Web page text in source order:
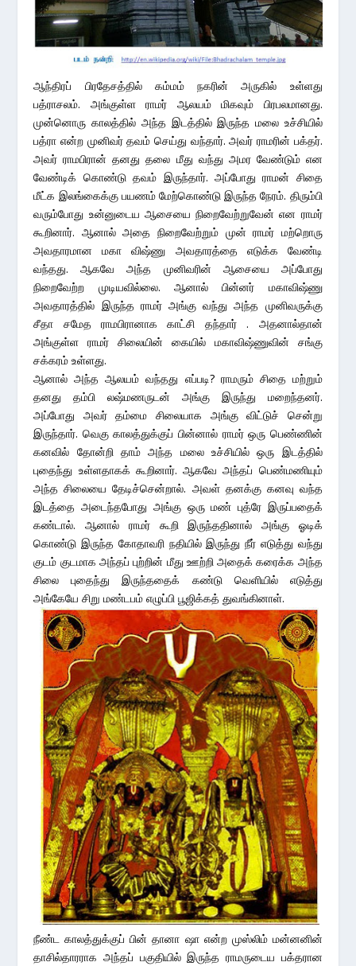
ஆந்திரப் பிரதேசத்தில் கம்மம் நகரின் அருகில் உள்ளது
பத்ராசலம். அங்குள்ள ராமர் ஆலயம் மிகவும் பிரபலமானது.
முன்னொரு காலத்தில் அந்த இடத்தில் இருந்த மலை உச்சியில்
பத்ரா என்ற முனிவர் தவம் செய்து வந்தார். அவர் ராமரின் பக்தர்.
அவர் ராமபிரான் தனது தலை மீது வந்து அமர வேண்டும் என
வேண்டிக் கொண்டு தவம் இருந்தார். அப்போது ராமன் சிதை
மீட்க இலங்கைக்கு பயணம் மேற்கொண்டு இருந்த நேரம். திரும்பி
வரும்போது உன்னுடைய ஆசையை நிறைவேற்றுவேன் என ராமர்
கூறினார். ஆனால் அதை நிறைவேற்றும் முன் ராமர் மற்றொரு
அவதாரமான மகா விஷ்ணு அவதாரத்தை எடுக்க வேண்டி
வந்தது. ஆகவே அந்த முனிவரின் ஆசையை அப்போது
நிறைவேற்ற முடியவில்லை. ஆனால் பின்னர் மகாவிஷ்ணு
அவதாரத்தில் இருந்த ராமர் அங்கு வந்து அந்த முனிவருக்கு
சீதா சமேத ராமபிரானாக காட்சி தந்தார் . அதனால்தான்
அங்குள்ள ராமர் சிலையின் கையில் மகாவிஷ்ணுவின் சங்கு
சக்கரம் உள்ளது.
ஆனால் அந்த ஆலயம் வந்தது எப்படி? ராமரும் சிதை மற்றும்
தனது தம்பி லஷ்மணருடன் அங்கு இருந்து மறைந்தனர்.
அப்போது அவர் தம்மை சிலையாக அங்கு விட்டுச் சென்று
இருந்தார். வெகு காலத்துக்குப் பின்னால் ராமர் ஒரு பெண்ணின்
கனவில் தோன்றி தாம் அந்த மலை உச்சியில் ஒரு இடத்தில்
புதைந்து உள்ளதாகக் கூறினார். ஆகவே அந்தப் பெண்மணியும்
அந்த சிலையை தேடிச்சென்றால். அவள் தனக்கு கனவு வந்த
இடத்தை அடைந்தபோது அங்கு ஒரு மண் புத்ரே இருப்பதைக்
கண்டால். ஆனால் ராமர் கூறி இருந்ததினால் அங்கு ஓடிக்
கொண்டு இருந்த கோதாவரி நதியில் இருந்து நீர் எடுத்து வந்து
குடம் குடமாக அந்தப் புற்றின் மீது ஊற்றி அதைக் கரைக்க அந்த
சிலை புதைந்து இருந்ததைக் கண்டு வெளியில் எடுத்து
அங்கேயே சிறு மண்டபம் எழுப்பி பூஜிக்கத் துவங்கினாள்.
நீண்ட காலத்துக்குப் பின் தானா ஷா என்ற முஸ்லிம் மன்னனின்
தாசில்தாரராக அந்தப் பகுதியில் இருந்த ராமருடைய பக்தரான